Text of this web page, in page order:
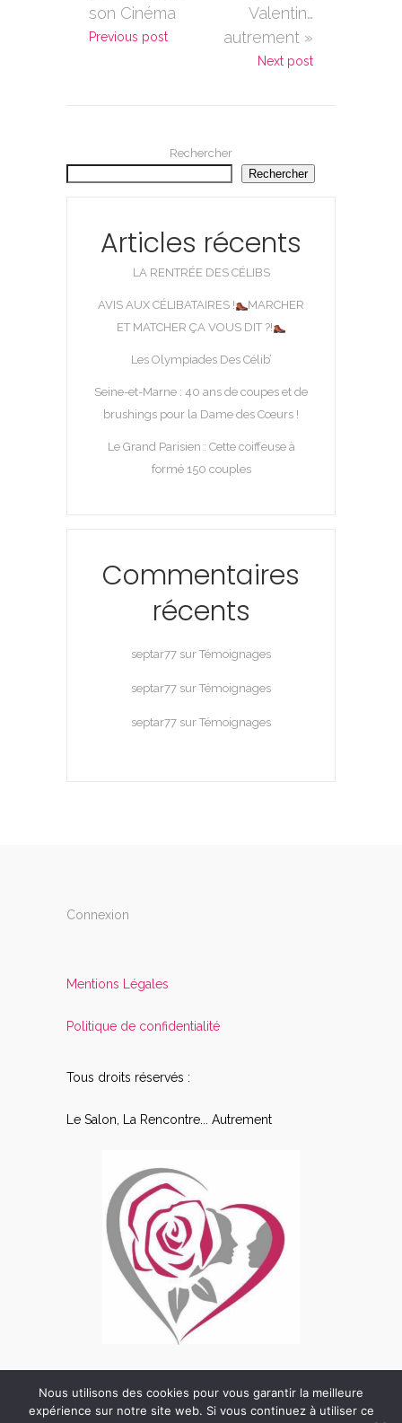
son Cinéma
Previous post
Valentin…
autrement »
Next post
Rechercher
Rechercher
Articles récents
LA RENTRÉE DES CÉLIBS
AVIS AUX CÉLIBATAIRES !
MARCHER
ET MATCHER ÇA VOUS DIT ?!
Les Olympiades Des Célib’
Seine-et-Marne : 40 ans de coupes et de
brushings pour la Dame des Cœurs !
Le Grand Parisien : Cette coiffeuse à
formé 150 couples
Commentaires
récents
septar77 sur Témoignages
septar77 sur Témoignages
septar77 sur Témoignages
Connexion
Mentions Légales
Politique de confidentialité
Tous droits réservés :
Le Salon, La Rencontre... Autrement
Nous utilisons des cookies pour vous garantir la meilleure
expérience sur notre site web. Si vous continuez à utiliser ce